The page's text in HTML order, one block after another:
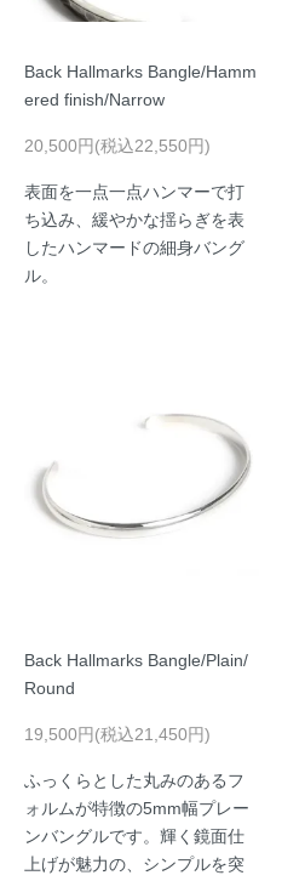
Back Hallmarks Bangle/Hamm
ered finish/Narrow
20,500円(税込22,550円)
表面を一点一点ハンマーで打
ち込み、緩やかな揺らぎを表
したハンマードの細身バング
ル。
Back Hallmarks Bangle/Plain/
Round
19,500円(税込21,450円)
ふっくらとした丸みのあるフ
ォルムが特徴の5mm幅プレー
ンバングルです。輝く鏡面仕
上げが魅力の、シンプルを突